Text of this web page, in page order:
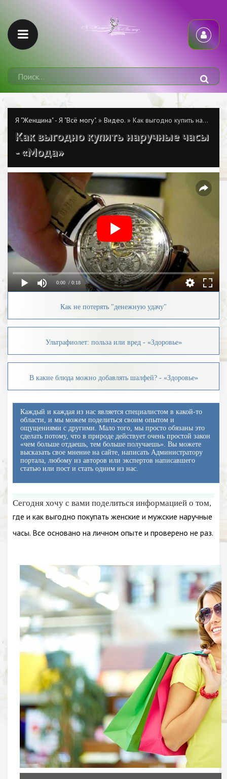
Я "Женщина" - Я "Всё могу". » Видео. » Как выгодно купить наручные часы - «Мода»
Как выгодно купить наручные часы
- «Мода»
0:00 / 0:18
Как не потерять "денежную удачу"
Ультрафиолет: польза или вред - «Здоровье»
В какие блюда можно добавлять шалфей? - «Здоровье»
Каждый и каждая из нас является специалистом в какой-то
области, и мы можем поделиться своим опытом и
ощущениями с другими. Мало того, мы просто обязаны это
сделать потому, что в природе действует очень простой закон
«чем больше отдаешь, тем больше получаешь». Вы можете
высказать свое мнение на сайте, написать Администратору
портала, любому из авторов или экспертов написавшего
статью или пост и стать одним из нас.
Сегодня хочу с вами поделиться информацией о том,
где и как выгодно покупать женские и мужские наручные
часы. Все основано на личном опыте и проверено не раз.